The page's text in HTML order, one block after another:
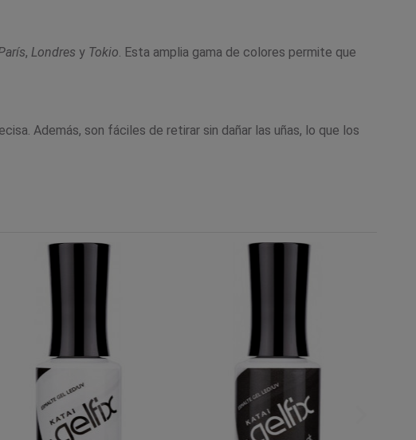
, Londres y Tokio . Esta amplia gama de colores permite que
Además, son fáciles de retirar sin dañar las uñas, lo que los